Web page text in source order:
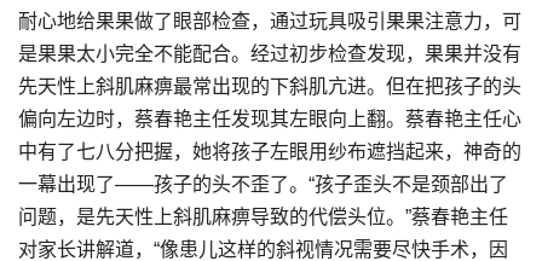
耐心地给果果做了眼部检查，通过玩具吸引果果注意力，可
是果果太小完全不能配合。经过初步检查发现，果果并没有
先天性上斜肌麻痹最常出现的下斜肌亢进。但在把孩子的头
偏向左边时，蔡春艳主任发现其左眼向上翻。蔡春艳主任心
中有了七八分把握，她将孩子左眼用纱布遮挡起来，神奇的
一幕出现了——孩子的头不歪了。“孩子歪头不是颈部出了
问题，是先天性上斜肌麻痹导致的代偿头位。”蔡春艳主任
对家长讲解道，“像患儿这样的斜视情况需要尽快手术，因